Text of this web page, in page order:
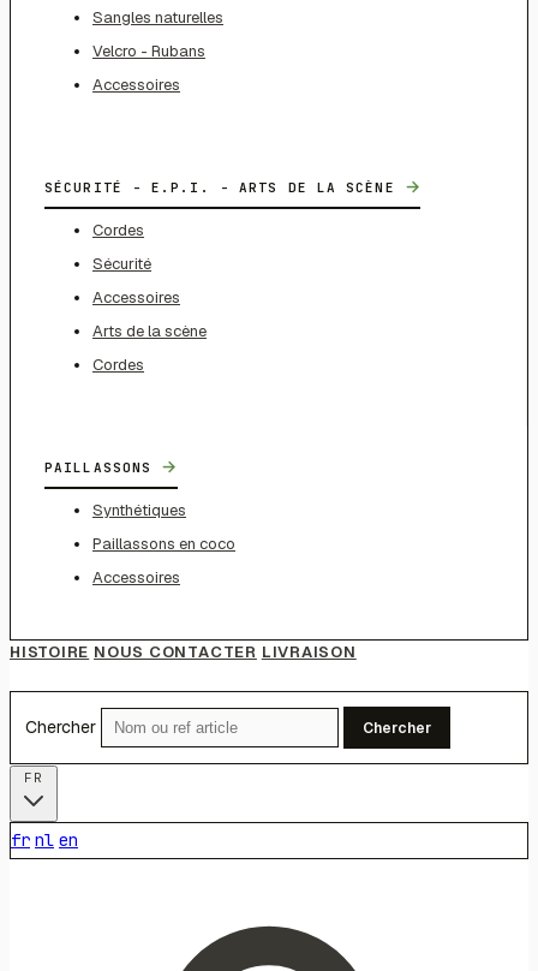
Sangles naturelles
Velcro - Rubans
Accessoires
SÉCURITÉ - E.P.I. - ARTS DE LA SCÈNE →
Cordes
Sécurité
Accessoires
Arts de la scène
Cordes
PAILLASSONS →
Synthétiques
Paillassons en coco
Accessoires
HISTOIRE NOUS CONTACTER LIVRAISON
Chercher Chercher
fr nl en